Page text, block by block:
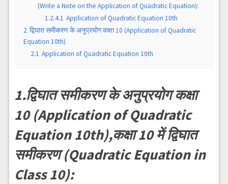
(Write a Note on the Application of Quadratic Equation):
1.2.4.1 Application of Quadratic Equation 10th
2 द्विघात समीकरण के अनुप्रयोग कक्षा 10 (Application of Quadratic
Equation 10th)
2.1 Application of Quadratic Equation 10th
1.द्विघात समीकरण के अनुप्रयोग कक्षा
10 (Application of Quadratic
Equation 10th),कक्षा 10 में द्विघात
समीकरण (Quadratic Equation in
Class 10):